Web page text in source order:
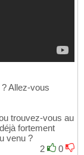
Allez-vous
trouvez-vous au
fortement
venu ?
2
0